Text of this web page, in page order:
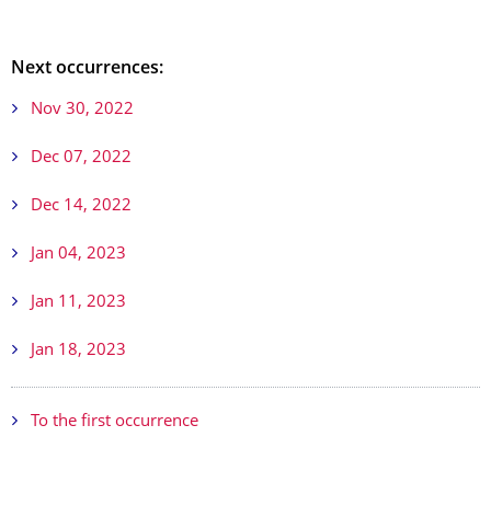
Next occurrences:
Nov 30, 2022
Dec 07, 2022
Dec 14, 2022
Jan 04, 2023
Jan 11, 2023
Jan 18, 2023
To the first occurrence